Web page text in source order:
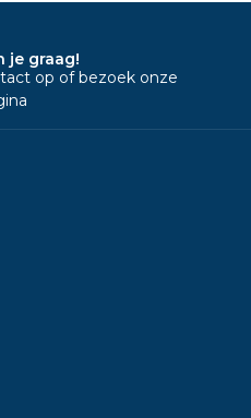
je graag!
op of bezoek onze